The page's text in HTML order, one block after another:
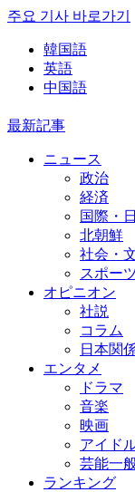
주요 기사 바로가기
韓国語
英語
中国語
最新記事
ニュース
政治
経済
国際・
北朝鮮
社会・
スポー
オピニオン
社説
コラム
日本関
エンタメ
ドラマ
音楽
映画
アイド
芸能一
ランキング